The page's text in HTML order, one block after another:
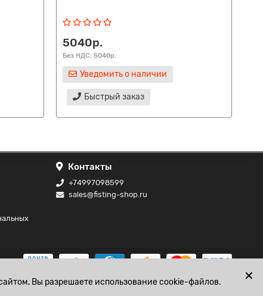
5040р.
Без НДС: 5040р.
Уведомить о наличии
Быстрый заказ
Контакты
+74997098599
sales@fisting-shop.ru
✕
Вы разрешаете использование cookie-файлов.
+74997098599 0